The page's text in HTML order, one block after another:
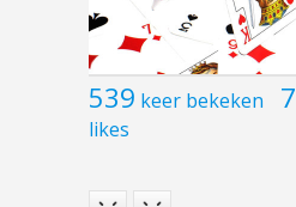
539 keer bekeken
likes